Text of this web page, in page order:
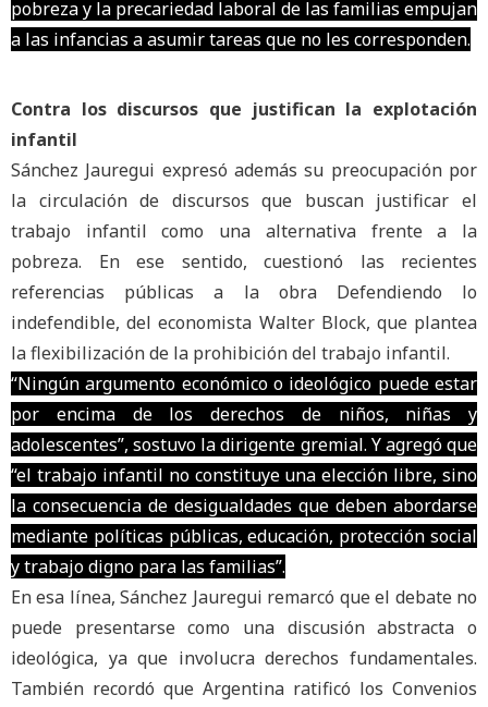
pobreza y la precariedad laboral de las familias empujan
a las infancias a asumir tareas que no les corresponden.
Contra los discursos que justifican la explotación
infantil
Sánchez Jauregui expresó además su preocupación por
la circulación de discursos que buscan justificar el
trabajo infantil como una alternativa frente a la
pobreza. En ese sentido, cuestionó las recientes
referencias públicas a la obra Defendiendo lo
indefendible, del economista Walter Block, que plantea
la flexibilización de la prohibición del trabajo infantil.
“Ningún argumento económico o ideológico puede estar
por encima de los derechos de niños, niñas y
adolescentes”, sostuvo la dirigente gremial. Y agregó que
“el trabajo infantil no constituye una elección libre, sino
la consecuencia de desigualdades que deben abordarse
mediante políticas públicas, educación, protección social
y trabajo digno para las familias”.
En esa línea, Sánchez Jauregui remarcó que el debate no
puede presentarse como una discusión abstracta o
ideológica, ya que involucra derechos fundamentales.
También recordó que Argentina ratificó los Convenios